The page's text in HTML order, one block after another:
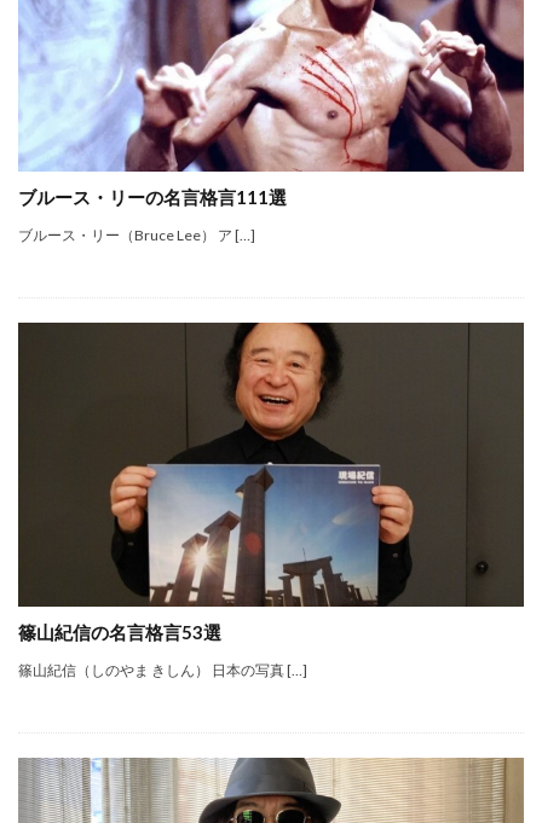
ブルース・リーの名言格言111選
ブルース・リー（Bruce Lee） ア […]
篠山紀信の名言格言53選
篠山紀信（しのやま きしん） 日本の写真 […]